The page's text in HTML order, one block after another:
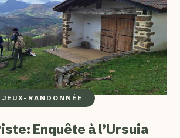
– RANDONNÉE
Enquête à l’Ursuia